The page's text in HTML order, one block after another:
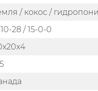
/ кокос /
28 / 15-0-0